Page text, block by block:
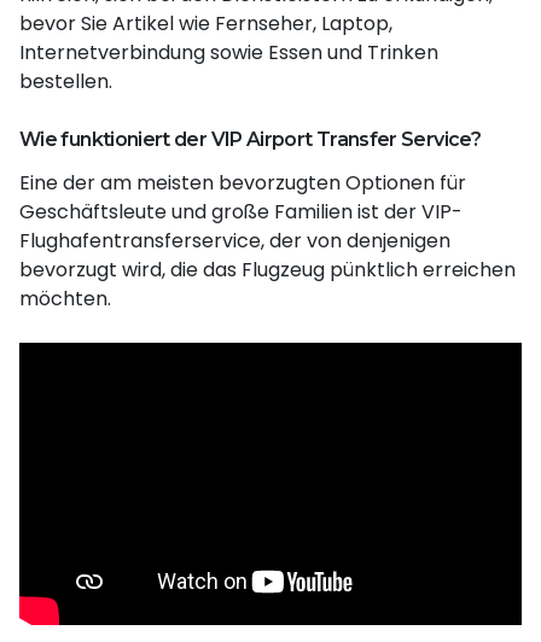
bevor Sie Artikel wie Fernseher, Laptop,
Internetverbindung sowie Essen und Trinken
bestellen.
Wie funktioniert der VIP Airport Transfer Service?
Eine der am meisten bevorzugten Optionen für
Geschäftsleute und große Familien ist der VIP-
Flughafentransferservice, der von denjenigen
bevorzugt wird, die das Flugzeug pünktlich erreichen
möchten.